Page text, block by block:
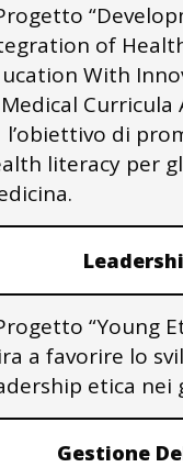
of
With
Curricula
l’obiettivo di
literacy per
“Young
a favorire lo
etica nei
Gestione